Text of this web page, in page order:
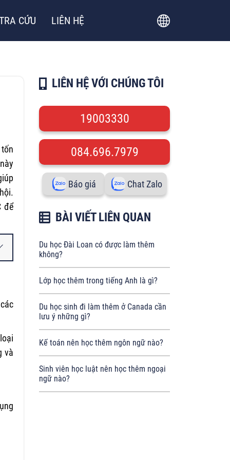
CỨU LIÊN HỆ
để
và
LIÊN HỆ VỚI CHÚNG TÔI
19003330
084.696.7979
Báo giá Chat Zalo
BÀI VIẾT LIÊN QUAN
Du học Đài Loan có được làm thêm
không?
Lớp học thêm trong tiếng Anh là gì?
Du học sinh đi làm thêm ở Canada cần
lưu ý những gì?
Kế toán nên học thêm ngôn ngữ nào?
Sinh viên học luật nên học thêm ngoại
ngữ nào?